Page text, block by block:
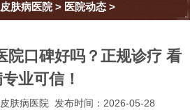
肤病医院> 医院动态 >
院口碑好吗？正规诊疗 看
业可信！
肤病医院 发布时间：2026-05-28